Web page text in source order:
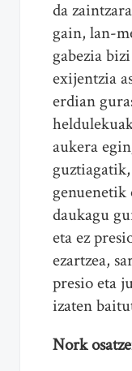
da
gain, lan-
gabezia
exijentzia
erdian
aukera
guztiagatik,
genuenetik
daukagu
eta ez
ezartzea,
presio eta
izaten
Nork